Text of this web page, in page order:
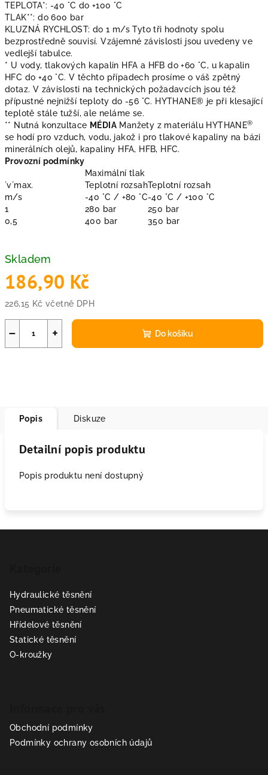
TEPLOTA*: -40 °C do +100 °C
TLAK**: do 600 bar
KLUZNÁ RYCHLOST: do 1 m/s Tyto tři hodnoty spolu
bezprostředně souvisí. Vzájemné závislosti jsou uvedeny ve
vedlejší tabulce.
* U vody, tlakových kapalin HFA a HFB do +60 °C, u kapalin
HFC do +40 °C. V těchto případech prosíme o váš zpětný
dotaz. V závislosti na technických požadavcích jsou též
přípustné nejnižší teploty do -56 °C. HYTHANE® je při klesající
teplotě stále tužší, ale neláme se.
** Nutná konzultace MÉDIA Manžety z materiálu HYTHANE®
se hodí pro vzduch, vodu, jakož i pro tlakové kapaliny na bázi
minerálních olejů, kapaliny HFA, HFB, HFC.
Provozní podmínky
Maximální tlak
´v´max.
Teplotní rozsahTeplotní rozsah
m/s
-40 °C / +80 °C-40 °C / +100 °C
1
280 bar
250 bar
0,5
400 bar 350 bar
Skladem
186,90 Kč
226,15 Kč včetně DPH
+
− Do košíku
Popis Diskuze
Detailní popis produktu
Popis produktu není dostupný
Hydraulické těsnění
Pneumatické těsnění
Hřídelové těsnění
Statické těsnění
O-kroužky
Obchodní podmínky
Podmínky ochrany osobních údajů